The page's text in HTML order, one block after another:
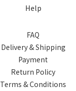
Help
FAQ
Delivery & Shipping
Payment
Return Policy
Terms & Conditions